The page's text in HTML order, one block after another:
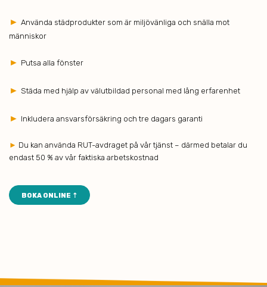
► Använda städprodukter som är miljövänliga och snälla mot
människor
► Putsa alla fönster
► Städa med hjälp av välutbildad personal med lång erfarenhet
► Inkludera ansvarsförsäkring och tre dagars garanti
► Du kan använda RUT-avdraget på vår tjänst – därmed betalar du
endast 50 % av vår faktiska arbetskostnad
BOKA ONLINE ⇡